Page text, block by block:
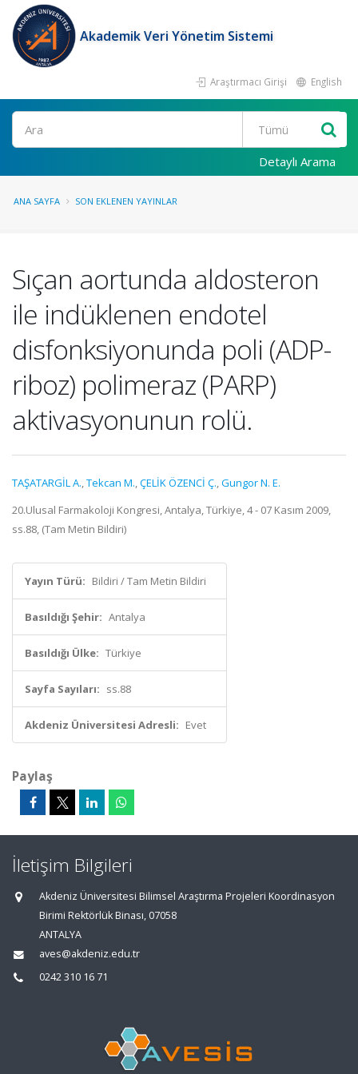
Akademik Veri Yönetim Sistemi
Araştırmacı Girişi English
Ara
Detaylı Arama
ANA SAYFA SON EKLENEN YAYINLAR
Sıçan aortunda aldosteron
ile indüklenen endotel
disfonksiyonunda poli (ADP-
riboz) polimeraz (PARP)
aktivasyonunun rolü.
TAŞATARGİL A.,Tekcan M.,ÇELİK ÖZENCİ Ç.,Gungor N. E.
20.Ulusal Farmakoloji Kongresi, Antalya, Türkiye, 4 - 07 Kasım 2009,
ss.88, (Tam Metin Bildiri)
Yayın Türü: Bildiri / Tam Metin Bildiri
Basıldığı Şehir: Antalya
Basıldığı Ülke: Türkiye
Sayfa Sayıları: ss.88
Akdeniz Üniversitesi Adresli: Evet
Paylaş
İletişim Bilgileri
Akdeniz Üniversitesi Bilimsel Araştırma Projeleri Koordinasyon
Birimi Rektörlük Binası, 07058
ANTALYA
aves@akdeniz.edu.tr
0242 310 16 71